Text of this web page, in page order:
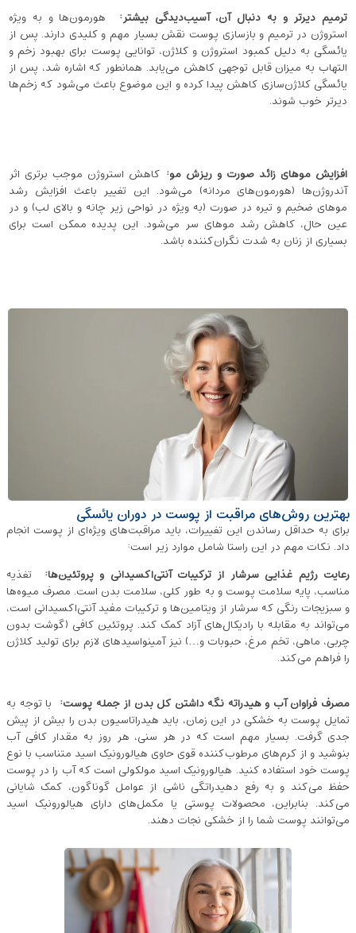
ترمیم دیرتر و به دنبال آن، آسیب‌دیدگی بیشتر: هورمون‌ها و به ‌ویژه
استروژن در ترمیم و بازسازی پوست نقش بسیار مهم و کلیدی دارند. پس از
یائسگی به ‌دلیل کمبود استروژن و کلاژن، توانایی پوست برای بهبود زخم و
التهاب به میزان قابل توجهی کاهش می‌یابد. همانطور که اشاره شد، پس از
یائسگی کلاژن‌سازی کاهش پیدا کرده و این موضوع باعث می‌شود که زخم‌ها
دیرتر خوب شوند.
افزایش موهای زائد صورت و ریزش مو: کاهش استروژن موجب برتری اثر
آندروژن‌ها (هورمون‌های مردانه) می‌شود. این تغییر باعث افزایش رشد
موهای ضخیم و تیره در صورت (به ویژه در نواحی زیر چانه و بالای لب) و در
عین حال، کاهش رشد موهای سر می‌شود. این پدیده ممکن است برای
بسیاری از زنان به شدت نگران‌کننده باشد.
بهترین روش‌های مراقبت از پوست در دوران یائسگی
برای به حداقل رساندن این تغییرات، باید مراقبت‌های ویژه‌ای از پوست انجام
داد. نکات مهم در این راستا شامل موارد زیر است:
رعایت رژیم غذایی سرشار از ترکیبات آنتی‌اکسیدانی و پروتئین‌ها: تغذیه
مناسب، پایه‌ سلامت پوست و به طور کلی، سلامت بدن است. مصرف میوه‌ها
و سبزیجات رنگی که سرشار از ویتامین‌ها و ترکیبات مفید آنتی‌اکسیدانی است،
می‌تواند به مقابله با رادیکال‌های آزاد کمک کند. پروتئین کافی (گوشت بدون
چربی، ماهی، تخم ‌مرغ، حبوبات و…) نیز آمینواسیدهای لازم برای تولید کلاژن
را فراهم می‌کند.
مصرف فراوان آب و هیدراته نگه داشتن کل بدن از جمله پوست: با توجه به
تمایل پوست به خشکی در این زمان، باید هیدراتاسیون بدن را بیش از پیش
جدی گرفت. بسیار مهم است که در هر سنی، هر روز به ‌مقدار کافی آب
بنوشید و از کرم‌های مرطوب‌کننده قوی حاوی هیالورونیک اسید متناسب با نوع
پوست خود استفاده کنید. هیالورونیک اسید مولکولی است که آب را در پوست
حفظ می‌کند و به رفع دهیدراتگی ناشی از عوامل گوناگون، کمک شایانی
می‌کند. بنابراین، محصولات پوستی یا مکمل‌های دارای هیالورونیک اسید
می‌توانند پوست شما را از خشکی نجات دهند.